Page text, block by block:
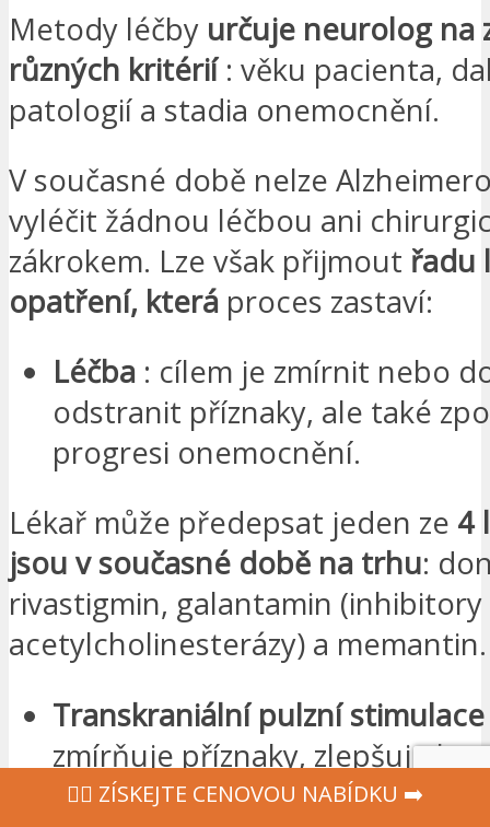
Metody léčby určuje neurolog na
různých kritérií: věku pacienta,
patologií a stadia onemocnění.
V současné době nelze
vyléčit žádnou léčbou ani
zákrokem. Lze však přijmout řadu
opatření, která proces zastaví:
Léčba : cílem je zmírnit nebo
odstranit příznaky, ale také
progresi onemocnění.
Lékař může předepsat jeden ze 4
jsou v současné době na trhu:
rivastigmin, galantamin (inhibitory
acetylcholinesterázy) a memantin.
Transkraniální pulzní stimulace
zmírňuje příznaky, zlepšuje
schopnosti a zpomaluje
‍👩‍⚕ ZÍSKEJTE CENOVOU NABÍDKU ➡️